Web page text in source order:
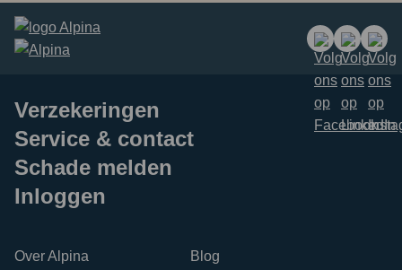
Verzekeringen
Service & contact
Schade melden
Inloggen
Over Alpina
Blog